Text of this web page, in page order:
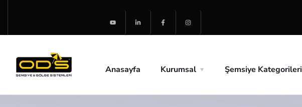
Anasayfa Kurumsal Şemsiye Kategorileri